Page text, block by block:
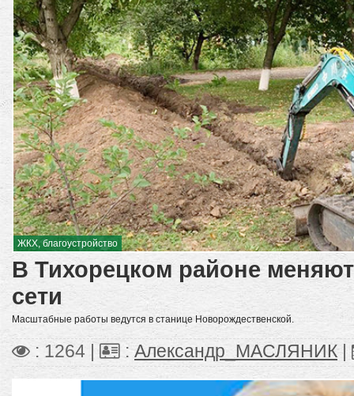
ЖКХ, благоустройство
В Тихорецком районе
сети
Масштабные работы ведутся в станице Новорождественской.
: 1264 | :Александр_МАСЛЯНИК